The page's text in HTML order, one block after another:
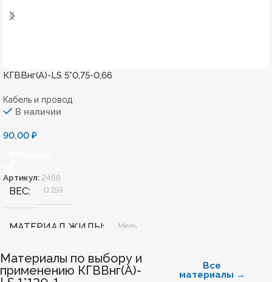
КГВВнг(А)-LS 5*0,75-0,66
Кабель и провод
В наличии
90,00 ₽
Артикул: 2458
ВЕС 0,159
МАТЕРИАЛ ЖИЛЫ Медь
БЕЗГАЛОГЕННЫЙ Нет
Материалы по выбору и
применению КГВВнг(А)-
Все
материалы →